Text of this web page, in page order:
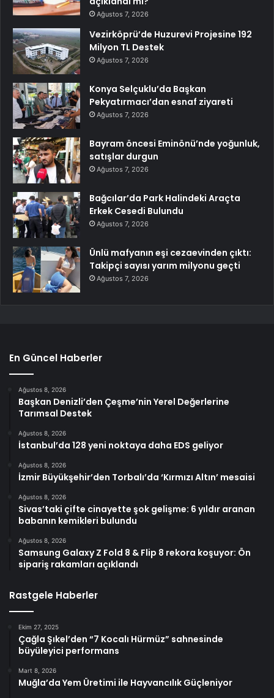
Ağustos 7, 2026
Vezirköprü’de Huzurevi Projesine 192
Milyon TL Destek
Ağustos 7, 2026
Konya Selçuklu’da Başkan
Pekyatırmacı’dan esnaf ziyareti
Ağustos 7, 2026
Bayram öncesi Eminönü’nde yoğunluk,
satışlar durgun
Ağustos 7, 2026
Bağcılar’da Park Halindeki Araçta
Erkek Cesedi Bulundu
Ağustos 7, 2026
Ünlü mafyanın eşi cezaevinden çıktı:
Takipçi sayısı yarım milyonu geçti
Ağustos 7, 2026
En Güncel Haberler
Ağustos 8, 2026
Başkan Denizli’den Çeşme’nin Yerel Değerlerine
Tarımsal Destek
Ağustos 8, 2026
İstanbul’da 128 yeni noktaya daha EDS geliyor
Ağustos 8, 2026
İzmir Büyükşehir’den Torbalı’da ‘Kırmızı Altın’ mesaisi
Ağustos 8, 2026
Sivas’taki çifte cinayette şok gelişme: 6 yıldır aranan
babanın kemikleri bulundu
Ağustos 8, 2026
Samsung Galaxy Z Fold 8 & Flip 8 rekora koşuyor: Ön
sipariş rakamları açıklandı
Rastgele Haberler
Ekim 27, 2025
Çağla Şıkel’den “7 Kocalı Hürmüz” sahnesinde
büyüleyici performans
Mart 8, 2026
Muğla’da Yem Üretimi ile Hayvancılık Güçleniyor